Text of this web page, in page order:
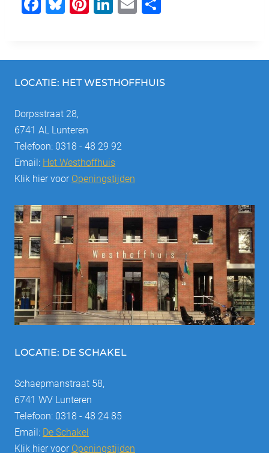
e
b
o
k
sk
y
e
st
e
dI
n
LOCATIE: HET WESTHOFFHUIS
Dorpsstraat 28,
6741 AL Lunteren
Telefoon: 0318 - 48 29 92
Email: Het Westhoffhuis
Klik hier voor Openingstijden
LOCATIE: DE SCHAKEL
Schaepmanstraat 58,
6741 WV Lunteren
Telefoon: 0318 - 48 24 85
Email: De Schakel
Klik hier voor Openingstijden